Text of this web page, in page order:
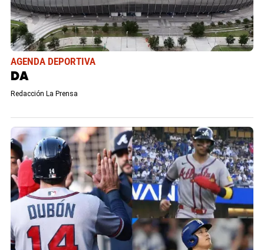
AGENDA DEPORTIVA
DA
Redacción La Prensa